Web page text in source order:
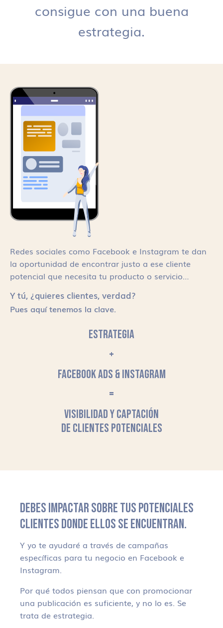
consigue con una buena
estrategia.
Redes sociales como Facebook e Instagram te dan
la oportunidad de encontrar justo a ese cliente
potencial que necesita tu producto o servicio…
Y tú, ¿quieres clientes, verdad?
Pues aquí tenemos la clave.
ESTRATEGIA
+
FACEBOOK ADS & INSTAGRAM
=
VISIBILIDAD Y CAPTACIÓN
DE CLIENTES POTENCIALES
DEBES IMPACTAR SOBRE TUS POTENCIALES
CLIENTES DONDE ELLOS SE ENCUENTRAN.
Y yo te ayudaré a través de campañas
específicas para tu negocio en Facebook e
Instagram.
Por qué todos piensan que con promocionar
una publicación es suficiente, y no lo es. Se
trata de estrategia.